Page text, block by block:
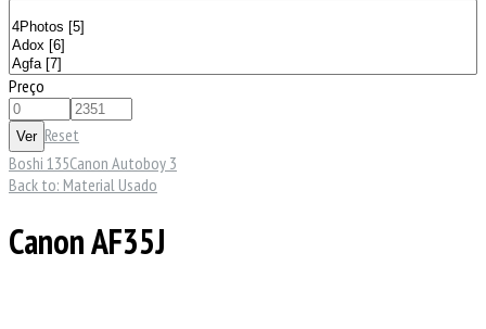
Preço
Reset
Boshi 135Canon Autoboy 3
Back to: Material Usado
Canon AF35J